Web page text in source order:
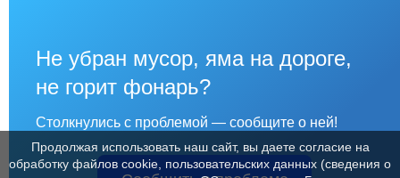
Не убран мусор, яма на дороге,
не горит фонарь?
Столкнулись с проблемой — сообщите о ней!
Продолжая использовать наш сайт, вы даете согласие на
обработку файлов cookie, пользовательских данных (сведения о